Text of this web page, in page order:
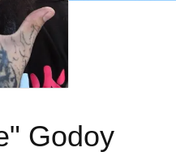
Godoy